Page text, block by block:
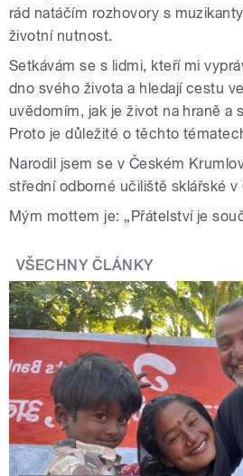
rád natáčím rozhovory s
životní nutnost.
Setkávám se s lidmi, kteří mi
dno svého života a hledají cestu
uvědomím, jak je život na hraně a
Proto je důležité o těchto
Narodil jsem se v Českém
střední odborné učiliště sklářské v
Mým mottem je: „Přátelství je
VŠECHNY ČLÁNKY